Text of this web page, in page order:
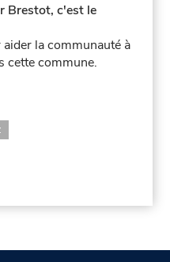
Brestot, c'est le
la communauté à
cette commune.